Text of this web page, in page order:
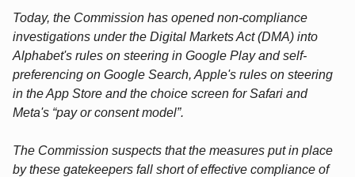
Today, the Commission has opened non-compliance
investigations under the Digital Markets Act (DMA) into
Alphabet's rules on steering in Google Play and self-
preferencing on Google Search, Apple's rules on steering
in the App Store and the choice screen for Safari and
Meta's “pay or consent model”.
The Commission suspects that the measures put in place
by these gatekeepers fall short of effective compliance of